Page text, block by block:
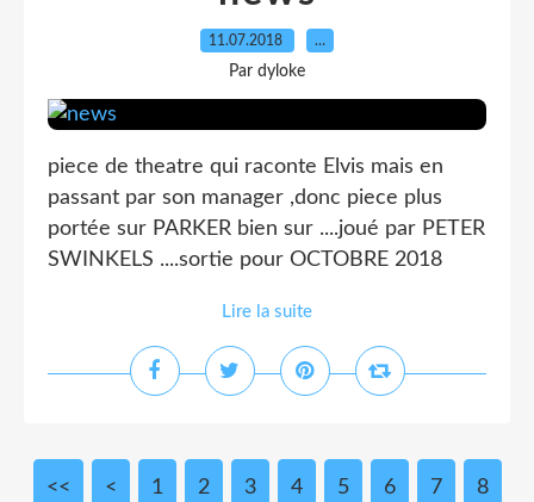
11.07.2018 …
Par dyloke
piece de theatre qui raconte Elvis mais en
passant par son manager ,donc piece plus
portée sur PARKER bien sur ....joué par PETER
SWINKELS ....sortie pour OCTOBRE 2018
Lire la suite
<< < 1 2 3 4 5 6 7 8